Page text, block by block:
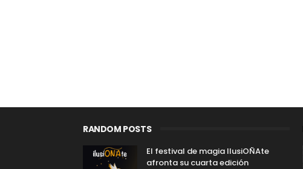
RANDOM POSTS
El festival de magia IlusiOÑAte
afronta su cuarta edición